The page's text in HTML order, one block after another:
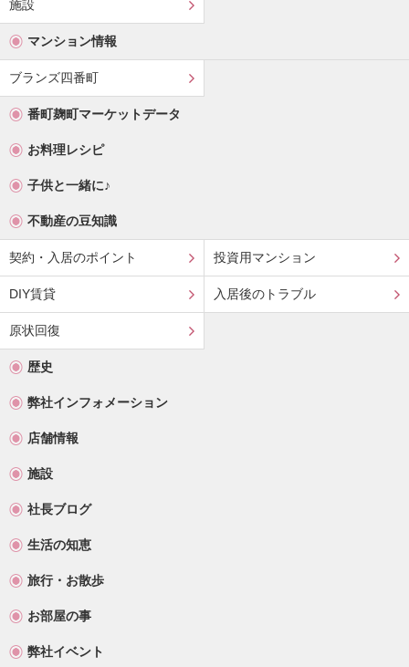
施設
マンション情報
ブランズ四番町
番町麹町マーケットデータ
お料理レシピ
子供と一緒に♪
不動産の豆知識
契約・入居のポイント 投資用マンション
DIY賃貸 入居後のトラブル
原状回復
歴史
弊社インフォメーション
店舗情報
施設
社長ブログ
生活の知恵
旅行・お散歩
お部屋の事
弊社イベント